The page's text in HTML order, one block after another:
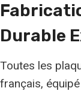
Durable
Toutes les
français,